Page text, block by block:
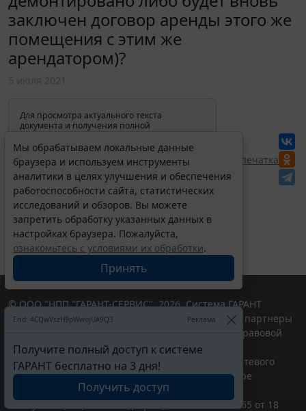
заключен договор аренды этого же
помещения с этим же
арендатором)?
Для просмотра актуального текста
документа и получения полной
изменениях и порядке применения
документа, воспользуйтесь поиском в
Интернет-версии системы ГАРАНТ:
Перепечатка
Мы обрабатываем локальные данные
браузера и используем инструменты
аналитики в целях улучшения и обеспечения
работоспособности сайта, статистических
исследований и обзоров. Вы можете
запретить обработку указанных данных в
настройках браузера. Пожалуйста,
ознакомьтесь с условиями их обработки.
Принять
Erid: 4CQwVszH9pWwojUA9Q3 Реклама
Получите полный доступ к системе
ГАРАНТ бесплатно на 3 дня!
Получить доступ
© ООО "НПП "ГАРАНТ-СЕРВИС", 2026. Система ГАРАНТ
выпускается с 1990 года. Компания "Гарант" и ее партнеры
являются участниками Российской ассоциации правовой
информации ГАРАНТ.
Портал ГАРАНТ.РУ зарегистрирован в качестве сетевого
издания Федеральной службой по надзору в сфере
связи,информационных технологий и массовых
коммуникаций (Роскомнадзором), Эл № ФС77-58365 от 18